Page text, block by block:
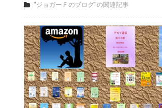
"ジョガーＦのブログ"の関連記事